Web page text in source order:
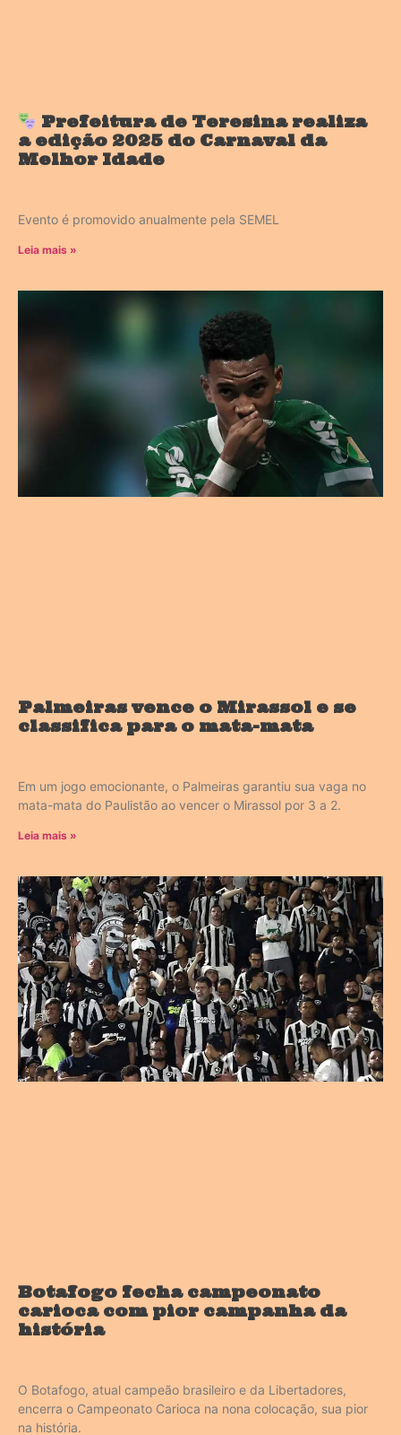
Prefeitura de Teresina realiza
a edição 2025 do Carnaval da
Melhor Idade
Evento é promovido anualmente pela SEMEL
Leia mais »
Palmeiras vence o Mirassol e se
classifica para o mata-mata
Em um jogo emocionante, o Palmeiras garantiu sua vaga no
mata-mata do Paulistão ao vencer o Mirassol por 3 a 2.
Leia mais »
Botafogo fecha campeonato
carioca com pior campanha da
história
O Botafogo, atual campeão brasileiro e da Libertadores,
encerra o Campeonato Carioca na nona colocação, sua pior
na história.